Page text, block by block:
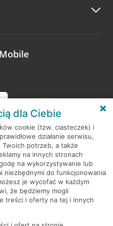
nami opinią o wizycie.
dla Ciebie
cookie (tzw. ciasteczek) i
działanie serwisu,
potrzeb, a także
na innych stronach
na wykorzystywanie lub
niezbędnymi do funkcjonowania
je wycofać w każdym
że będziemy mogli
treści i oferty na tej i innych